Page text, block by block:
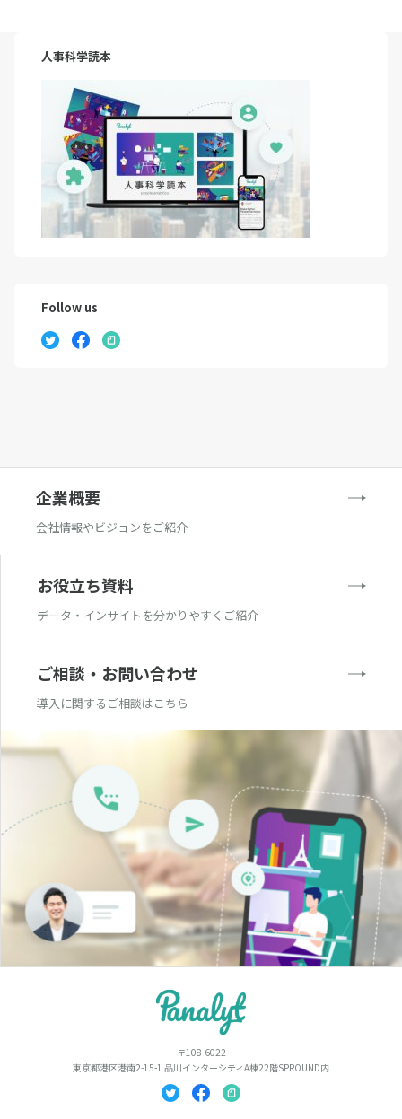
人事科学読本
Follow us
企業概要
会社情報やビジョンをご紹介
お役立ち資料
データ・インサイトを分かりやすくご紹介
ご相談・お問い合わせ
導入に関するご相談はこちら
〒108-6022
東京都港区港南2-15-1 品川インターシティA棟22階SPROUND内